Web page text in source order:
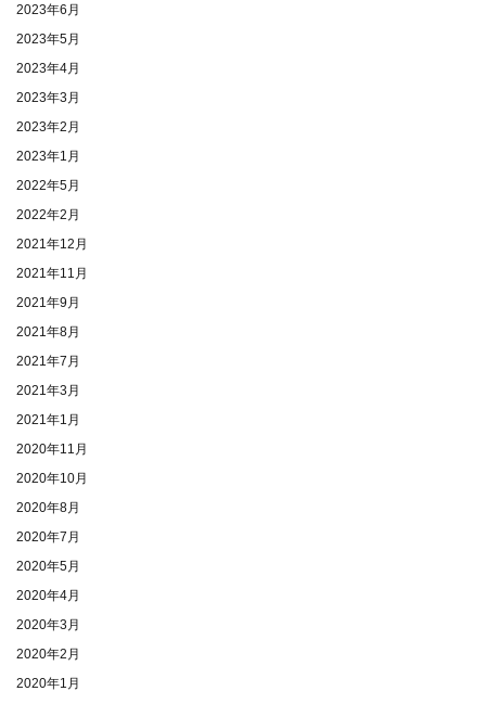
2023年6月
2023年5月
2023年4月
2023年3月
2023年2月
2023年1月
2022年5月
2022年2月
2021年12月
2021年11月
2021年9月
2021年8月
2021年7月
2021年3月
2021年1月
2020年11月
2020年10月
2020年8月
2020年7月
2020年5月
2020年4月
2020年3月
2020年2月
2020年1月